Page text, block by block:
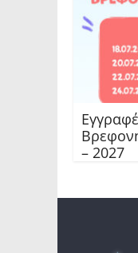
– 2027